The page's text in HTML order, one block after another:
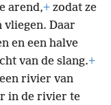
arend,+ zodat ze
vliegen. Daar
en een halve
van de slang.+
rivier van
in de rivier te